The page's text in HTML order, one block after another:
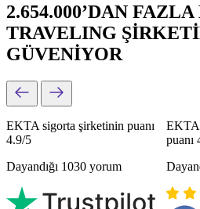
2.654.000’DAN
TRAVELING
GÜVENİYOR
EKTA sigorta şirketinin puanı
4.9/5
Dayandığı 1030 yorum
EKTA
puanı